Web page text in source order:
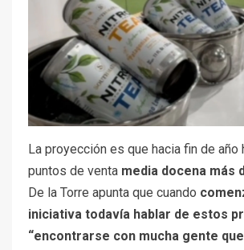
La proyección es que hacia fin de año
puntos de venta media docena más
De la Torre apunta que cuando
iniciativa todavía hablar de estos
“encontrarse con mucha gente